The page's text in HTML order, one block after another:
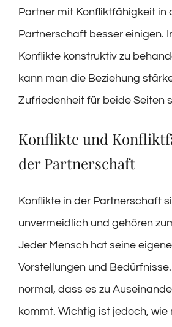
Partner mit Konfliktfähigkeit in
Partnerschaft besser einigen.
Konflikte konstruktiv zu
kann man die Beziehung
Zufriedenheit für beide Seiten
Konflikte und
der Partnerschaft
Konflikte in der Partnerschaft
unvermeidlich und gehören
Jeder Mensch hat seine
Vorstellungen und
normal, dass es zu
kommt. Wichtig ist jedoch, wie